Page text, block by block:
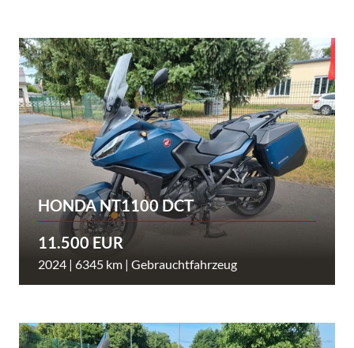
HONDA NT1100 DCT
11.500 EUR
2024 | 6345 km | Gebrauchtfahrzeug